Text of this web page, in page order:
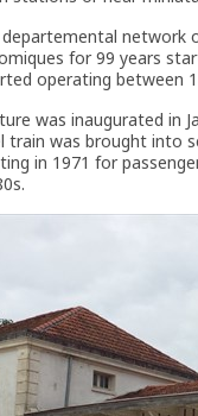
network
for 99 years
operating between
was inaugurated in
train was brought into
in 1971 for